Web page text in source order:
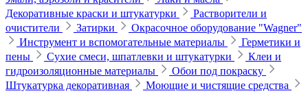
Декоративные краски и штукатурки
Растворители и
очистители
Затирки
Окрасочное оборудование "Wagner"
Инструмент и вспомогательные материалы
Герметики и
пены
Сухие смеси, шпатлевки и штукатурки
Клеи и
гидроизоляционные материалы
Обои под покраску
Штукатурка декоративная
Моющие и чистящие средства